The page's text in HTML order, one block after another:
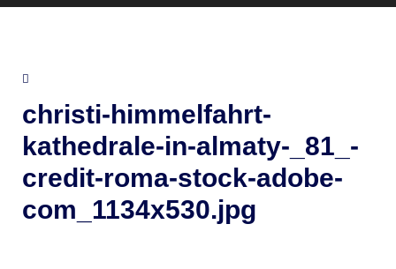
christi-himmelfahrt-
kathedrale-in-almaty-_81_-
credit-roma-stock-adobe-
com_1134x530.jpg